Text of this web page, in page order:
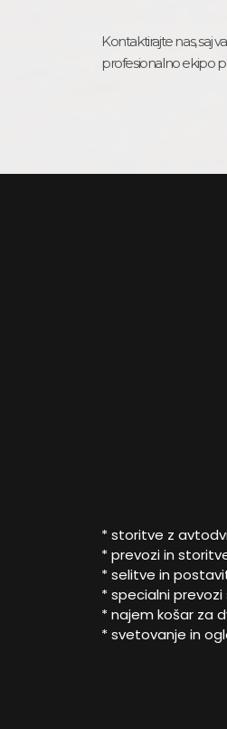
Kontaktirajte nas, saj
profesionalno ekipo
* storitve z
* prevozi in
* selitve in
* specialni
* najem košar za
* svetovanje in